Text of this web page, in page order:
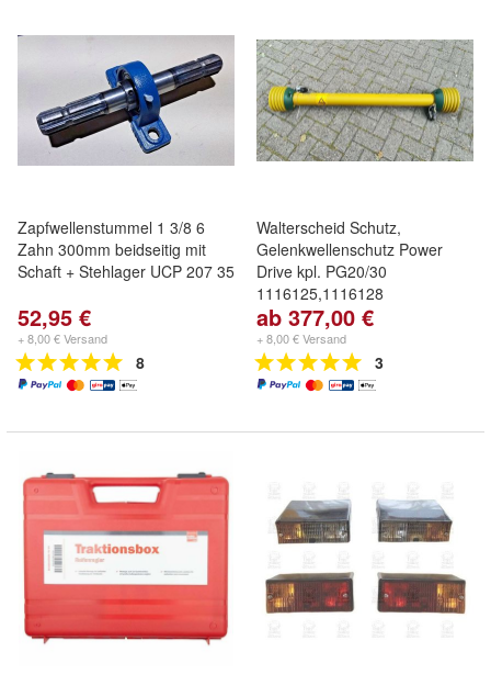
Zapfwellenstummel 1 3/8 6
Zahn 300mm beidseitig mit
Schaft + Stehlager UCP 207 35
52,95 €
+ 8,00 € Versand
8
Walterscheid Schutz,
Gelenkwellenschutz Power
Drive kpl. PG20/30
1116125,1116128
ab 377,00 €
+ 8,00 € Versand
3